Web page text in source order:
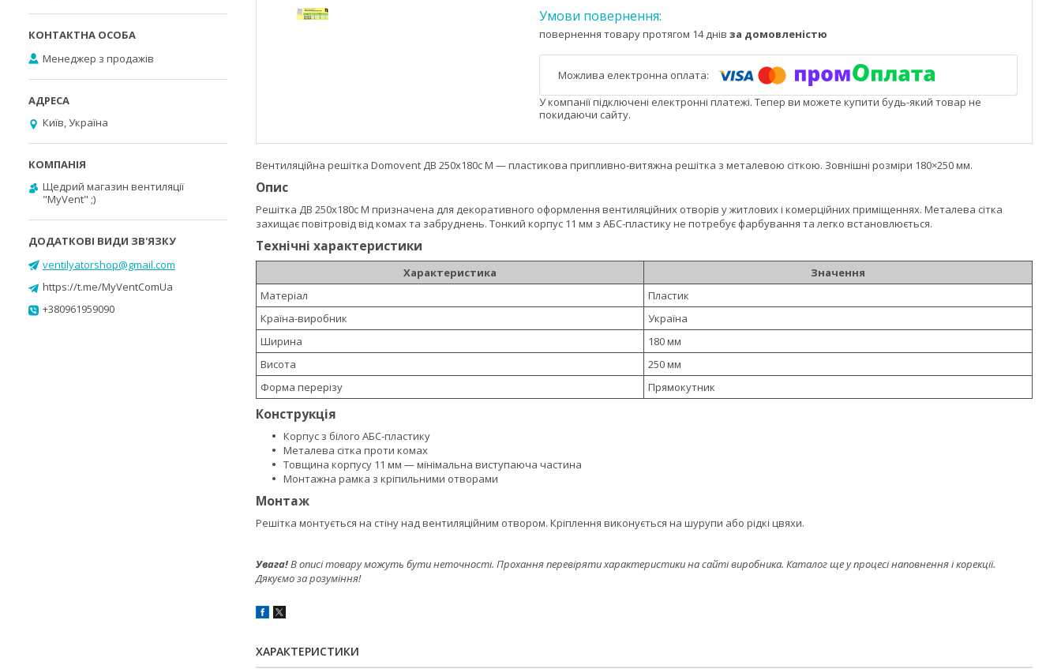
повернення товару протягом 14 днів за домовленістю
У компанії підключені електронні платежі. Тепер ви можете купити будь-який товар не
покидаючи сайту.
Вентиляційна решітка Domovent ДВ 250х180с М — пластикова припливно-витяжна решітка з металевою сіткою. Зовнішні розміри 180×250 мм.
Опис
Решітка ДВ 250х180с М призначена для декоративного оформлення вентиляційних отворів у житлових і комерційних приміщеннях. Металева сітка
захищає повітровід від комах та забруднень. Тонкий корпус 11 мм з АБС-пластику не потребує фарбування та легко встановлюється.
Технічні характеристики
Характеристика
Значення
Матеріал
Пластик
Країна-виробник
Україна
Ширина
180 мм
Висота
250 мм
Форма перерізу
Прямокутник
Конструкція
Корпус з білого АБС-пластику
Металева сітка проти комах
Товщина корпусу 11 мм — мінімальна виступаюча частина
Монтажна рамка з кріпильними отворами
Монтаж
Решітка монтується на стіну над вентиляційним отвором. Кріплення виконується на шурупи або рідкі цвяхи.
Увага!В описі товару можуть бути неточності. Прохання перевіряти характеристики на сайті виробника. Каталог ще у процесі наповнення і корекції.
Дякуємо за розуміння!
ХАРАКТЕРИСТИКИ
Менеджер з продажів
Київ, Україна
Щедрий магазин вентиляції
"MyVent" ;)
ventilyatorshop@gmail.com
https://t.me/MyVentComUa
+380961959090